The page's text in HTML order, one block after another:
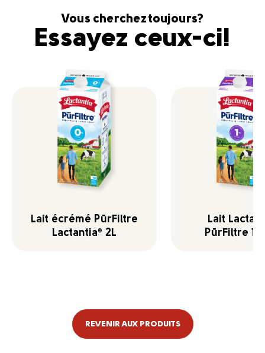
Vous cherchez toujours?
Essayez ceux-ci!
Lait écrémé PūrFiltre
Lactantia® 2L
Lait
PūrFiltre 1
REVENIR AUX PRODUITS